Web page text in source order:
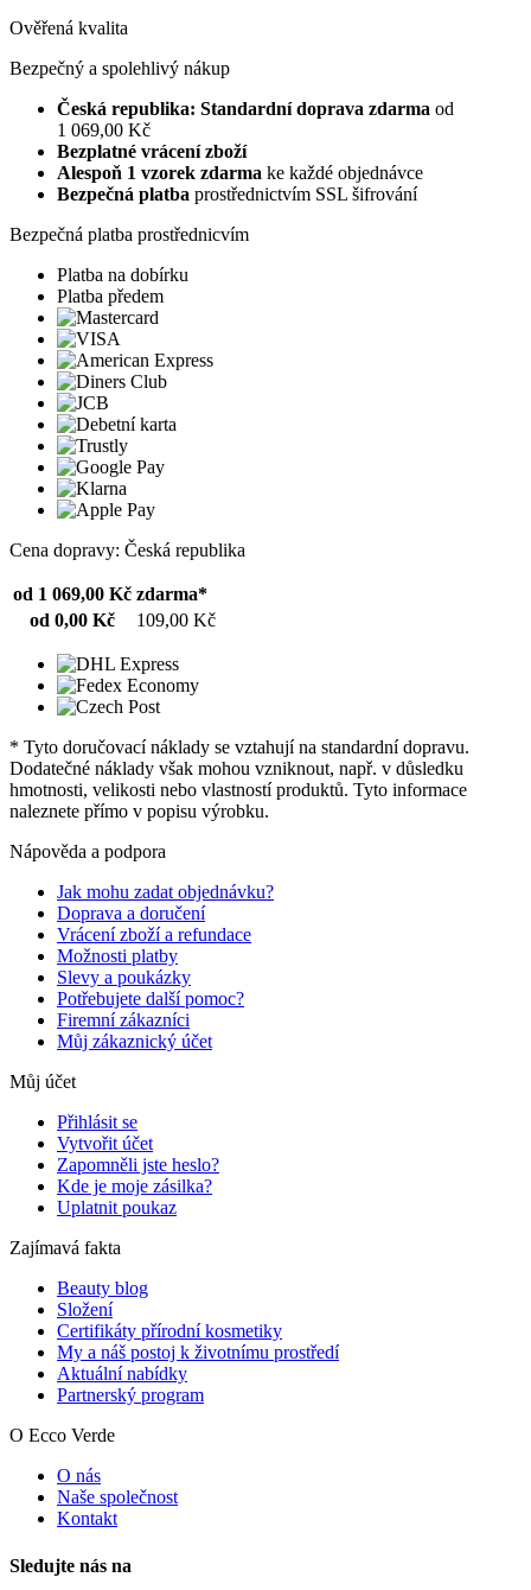
Ověřená kvalita
Bezpečný a spolehlivý nákup
Česká republika: Standardní doprava zdarma od
1 069,00 Kč
Bezplatné vrácení zboží
Alespoň 1 vzorek zdarma ke každé objednávce
Bezpečná platba prostřednictvím SSL šifrování
Bezpečná platba prostřednicvím
Platba na dobírku
Platba předem
Cena dopravy: Česká republika
od 1 069,00 Kč zdarma*
od 0,00 Kč
109,00 Kč
* Tyto doručovací náklady se vztahují na standardní dopravu.
Dodatečné náklady však mohou vzniknout, např. v důsledku
hmotnosti, velikosti nebo vlastností produktů. Tyto informace
naleznete přímo v popisu výrobku.
Nápověda a podpora
Jak mohu zadat objednávku?
Doprava a doručení
Vrácení zboží a refundace
Možnosti platby
Slevy a poukázky
Potřebujete další pomoc?
Firemní zákazníci
Můj zákaznický účet
Můj účet
Přihlásit se
Vytvořit účet
Zapomněli jste heslo?
Kde je moje zásilka?
Uplatnit poukaz
Zajímavá fakta
Beauty blog
Složení
Certifikáty přírodní kosmetiky
My a náš postoj k životnímu prostředí
Aktuální nabídky
Partnerský program
O Ecco Verde
O nás
Naše společnost
Kontakt
Sledujte nás na